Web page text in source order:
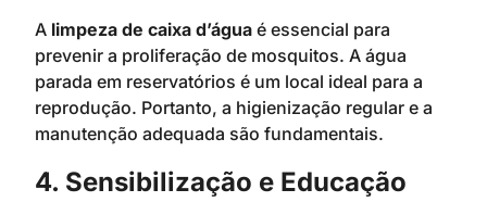
A limpeza de caixa d’água é essencial para
prevenir a proliferação de mosquitos. A água
parada em reservatórios é um local ideal para a
reprodução. Portanto, a higienização regular e a
manutenção adequada são fundamentais.
4. Sensibilização e Educação